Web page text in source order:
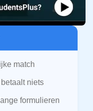
match
niets
formulieren